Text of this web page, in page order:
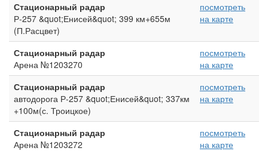
Стационарный радар
Р-257 &quot;Енисей&quot; 399 км+655м
(П.Расцвет)
посмотреть
на карте
Стационарный радар
Арена №1203270
посмотреть
на карте
Стационарный радар
автодорога Р-257 &quot;Енисей&quot; 337км
+100м(с. Троицкое)
посмотреть
на карте
Стационарный радар
Арена №1203272
посмотреть
на карте